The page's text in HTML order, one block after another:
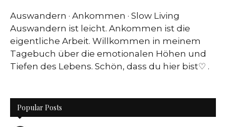
Auswandern · Ankommen · Slow Living
Auswandern ist leicht. Ankommen ist die
eigentliche Arbeit. Willkommen in meinem
Tagebuch über die emotionalen Höhen und
Tiefen des Lebens. Schön, dass du hier bist♡ .
Popular Posts